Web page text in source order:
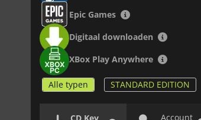
Epic Games
Digitaal downloaden
XBox Play Anywhere
Alle typen STANDARD EDITION
Account